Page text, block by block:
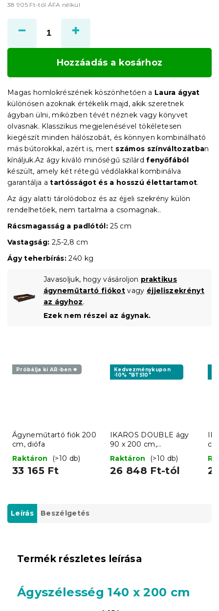
38 905 Ft-tól ÁFA nélkül
Hozzáadás a kosárhoz
Magas homlokrészének köszönhetően a Laura ágyat
különösen azoknak értékelik majd, akik szeretnek
ágyban ülni, miközben tévét néznek vagy könyvet
olvasnak. Klasszikus megjelenésével tökéletesen
kiegészít minden hálószobát, és könnyen kombinálható
más bútorokkal, azért is, mert számos színváltozatban
kínáljuk.Az ágy kiváló minőségű szilárdfenyőfából
készült, amely két rétegű védőlakkal kombinálva
garantálja atartósságot és a hosszú élettartamot.
Az ágy alatti tárolódoboz és az éjjeli szekrény külön
rendelhetőek, nem tartalma a csomagnak..
Rácsmagasság a padlótól: 25 cm
Vastagság: 2,5-2,8 cm
Ágy teherbírás: 240 kg
Javasoljuk, hogy vásároljon praktikus
ágyneműtartó fiókot vagy éjjeliszekrényt
az ágyhoz.
Ezek nem részei az ágynak.
Próbálja ki AR-ben ❖
Ágyneműtartó fiók 200
cm, diófa
Raktáron
(>10 db)
33 165 Ft
Kedvezménykupon
-10% "BTS10"
IKAROS DOUBLE ágy
90 x 200 cm,
fehér/sonoma tölgy
Raktáron (>10 db)
26 848 Ft-tól
Leírás Beszélgetés
Termék részletes leírása
Ágyszélesség 140 x 200 cm